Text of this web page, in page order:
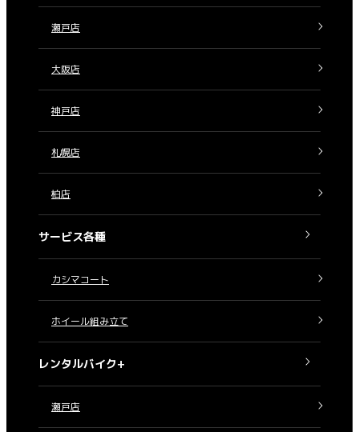
瀬戸店
大阪店
神戸店
札幌店
柏店
サービス各種
カシマコート
ホイール組み立て
レンタルバイク+
瀬戸店